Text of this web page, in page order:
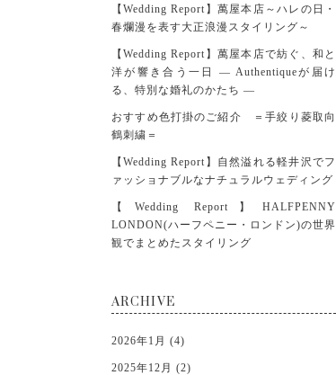
【Wedding Report】萬屋本店～ハレの日・
春爛漫を表す大正浪漫スタイリング～
【Wedding Report】萬屋本店で紡ぐ、和と
洋が響き合う一日 ― Authentiqueが届け
る、特別な婚礼のかたち ―
おすすめ色打掛のご紹介 ＝手絞り菱取向
鶴刺繍＝
【Wedding Report】自然溢れる軽井沢でフ
ァッショナブルなナチュラルウェディング
【Wedding Report】HALFPENNY
LONDON(ハーフペニー・ロンドン)の世界
観でまとめたスタイリング
ARCHIVE
2026年1月 (4)
2025年12月 (2)